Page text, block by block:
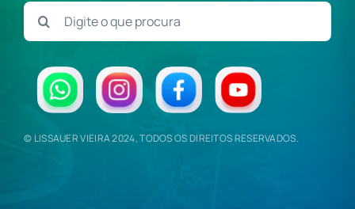
Buscar
resultados
© LISSAUER VIEIRA 2024, TODOS OS DIREITOS RESERVADOS.